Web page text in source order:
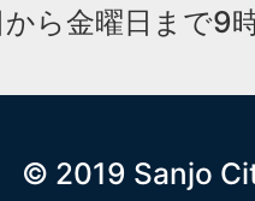
から金曜日まで9
© 2019 Sanjo